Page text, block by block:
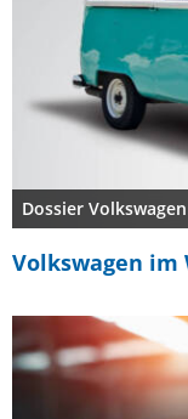
Dossier Volkswagen
Volkswagen im